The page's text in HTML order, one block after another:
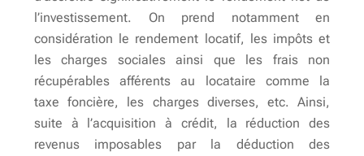
l’investissement. On prend notamment en
considération le rendement locatif, les impôts et
les charges sociales ainsi que les frais non
récupérables afférents au locataire comme la
taxe foncière, les charges diverses, etc. Ainsi,
suite à l’acquisition à crédit, la réduction des
revenus imposables par la déduction des